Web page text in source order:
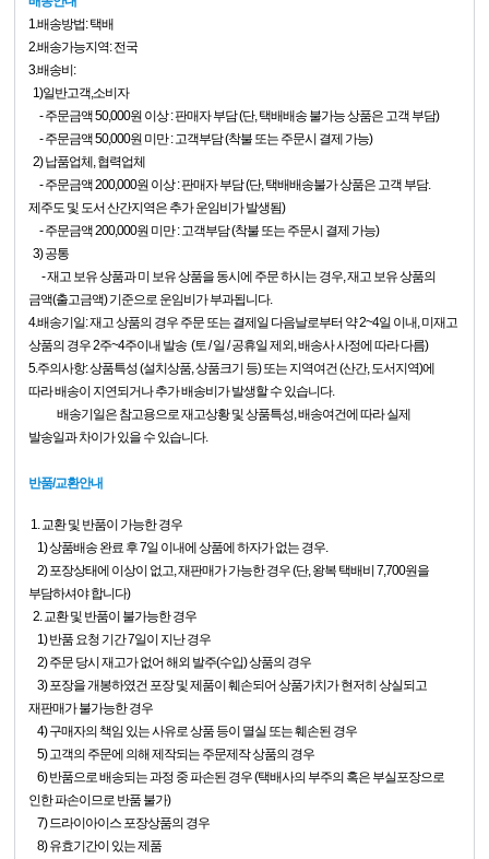
1.배송방법: 택배
2.배송가능지역: 전국
3.배송비:
1)일반고객,소비자
- 주문금액 50,000원 이상 : 판매자 부담 (단, 택배배송 불가능 상품은 고객 부담)
- 주문금액 50,000원 미만 : 고객부담 (착불 또는 주문시 결제 가능)
2) 납품업체, 협력업체
- 주문금액 200,000원 이상 : 판매자 부담 (단, 택배배송불가 상품은 고객 부담.
제주도 및 도서 산간지역은 추가 운임비가 발생됨)
- 주문금액 200,000원 미만 : 고객부담 (착불 또는 주문시 결제 가능)
3) 공통
- 재고 보유 상품과 미 보유 상품을 동시에 주문 하시는 경우, 재고 보유 상품의
금액(출고금액) 기준으로 운임비가 부과됩니다.
4.배송기일: 재고 상품의 경우 주문 또는 결제일 다음날로부터 약 2~4일 이내,미재고
상품의 경우 2주~4주이내 발송 (토 / 일 / 공휴일 제외, 배송사 사정에 따라 다름)
5.주의사항: 상품특성 (설치상품, 상품크기 등) 또는 지역여건 (산간, 도서지역)에
따라 배송이 지연되거나 추가 배송비가 발생할 수 있습니다.
배송기일은 참고용으로 재고상황 및 상품특성, 배송여건에 따라 실제
발송일과 차이가 있을 수 있습니다.
반품/교환안내
1. 교환 및 반품이 가능한 경우
1) 상품배송 완료 후 7일 이내에 상품에 하자가 없는 경우.
2) 포장상태에 이상이 없고, 재판매가 가능한 경우 (단, 왕복 택배비 7,700원을
부담하셔야 합니다)
2. 교환 및 반품이 불가능한 경우
1) 반품 요청 기간 7일이 지난 경우
2) 주문 당시 재고가 없어 해외 발주(수입) 상품의 경우
3) 포장을 개봉하였건 포장 및 제품이 훼손되어 상품가치가 현저히 상실되고
재판매가 불가능한 경우
4) 구매자의 책임 있는 사유로 상품 등이 멸실 또는 훼손된 경우
5) 고객의 주문에 의해 제작되는 주문제작 상품의 경우
6) 반품으로 배송되는 과정 중 파손된 경우 (택배사의 부주의 혹은 부실포장으로
인한 파손이므로 반품 불가)
7) 드라이아이스 포장상품의 경우
8) 유효기간이 있는 제품